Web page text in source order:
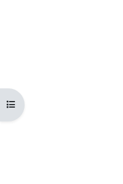
Abrir índice del curso